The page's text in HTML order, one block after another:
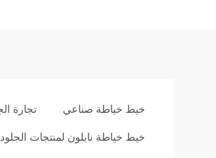
خيط خياطة صناعي تجارة
خيط خياطة نايلون لمنتجات الجلود